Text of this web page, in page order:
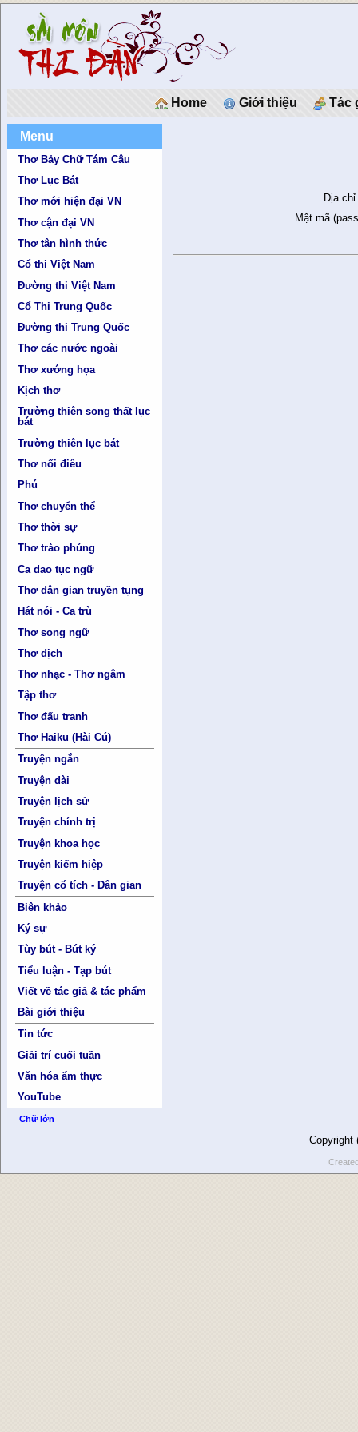
Home Giới thiệu Tác
Menu
Thơ Bảy Chữ Tám Câu
Thơ Lục Bát
Thơ mới hiện đại VN
Thơ cận đại VN
Thơ tân hình thức
Cổ thi Việt Nam
Đường thi Việt Nam
Cổ Thi Trung Quốc
Đường thi Trung Quốc
Thơ các nước ngoài
Thơ xướng họa
Kịch thơ
Trường thiên song thất lục
bát
Trường thiên lục bát
Thơ nối điêu
Phú
Thơ chuyển thể
Thơ thời sự
Thơ trào phúng
Ca dao tục ngữ
Thơ dân gian truyền tụng
Hát nói - Ca trù
Thơ song ngữ
Thơ dịch
Thơ nhạc - Thơ ngâm
Tập thơ
Thơ đấu tranh
Thơ Haiku (Hài Cú)
Truyện ngắn
Truyện dài
Truyện lịch sử
Truyện chính trị
Truyện khoa học
Truyện kiếm hiệp
Truyện cổ tích - Dân gian
Biên khảo
Ký sự
Tùy bút - Bút ký
Tiểu luận - Tạp bút
Viết về tác giả & tác phẩm
Bài giới thiệu
Tin tức
Giải trí cuối tuần
Văn hóa ẩm thực
YouTube
Chữ lớn
Địa chỉ
Mật mã
Copyright